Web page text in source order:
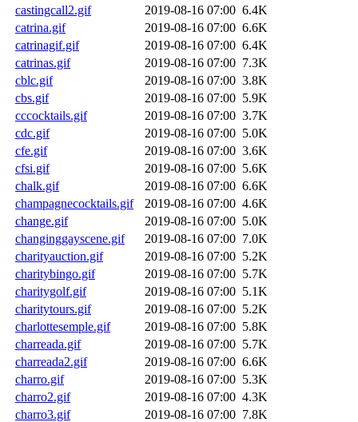
castingcall2.gif
2019-08-16 07:00 6.4K
catrina.gif
2019-08-16 07:00 6.6K
catrinagif.gif
2019-08-16 07:00 6.4K
catrinas.gif
2019-08-16 07:00 7.3K
cblc.gif
2019-08-16 07:00 3.8K
cbs.gif
2019-08-16 07:00 5.9K
cccocktails.gif
2019-08-16 07:00 3.7K
cdc.gif
2019-08-16 07:00 5.0K
cfe.gif
2019-08-16 07:00 3.6K
cfsi.gif
2019-08-16 07:00 5.6K
chalk.gif
2019-08-16 07:00 6.6K
champagnecocktails.gif
2019-08-16 07:00 4.6K
change.gif
2019-08-16 07:00 5.0K
changinggayscene.gif
2019-08-16 07:00 7.0K
charityauction.gif
2019-08-16 07:00 5.2K
charitybingo.gif
2019-08-16 07:00 5.7K
charitygolf.gif
2019-08-16 07:00 5.1K
charitytours.gif
2019-08-16 07:00 5.2K
charlottesemple.gif
2019-08-16 07:00 5.8K
charreada.gif
2019-08-16 07:00 5.7K
charreada2.gif
2019-08-16 07:00 6.6K
charro.gif
2019-08-16 07:00 5.3K
charro2.gif
2019-08-16 07:00 4.3K
charro3.gif
2019-08-16 07:00 7.8K